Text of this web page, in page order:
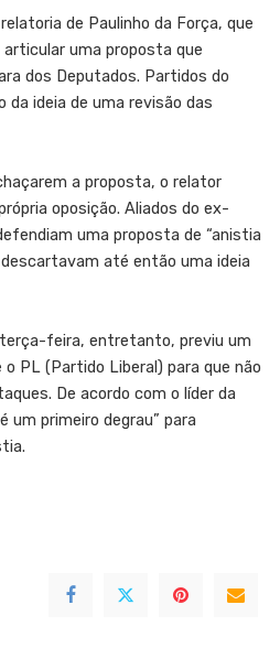
de Paulinho da Força, que
uma proposta que
dos Deputados. Partidos do
da ideia de uma revisão das
a proposta, o relator
oposição. Aliados do ex-
uma proposta de “anistia
até então uma ideia
feira, entretanto, previu um
PL (Partido Liberal) para que não
De acordo com o líder da
um primeiro degrau” para